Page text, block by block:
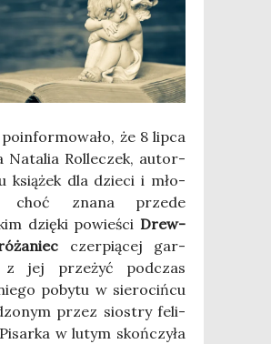
że 8 lip­ca
Nata­lia Rol­le­czek, autor­
ksią­żek dla dzie­ci i mło­
choć zna­na przede
dzię­ki powie­ści Drew­
czer­pią­cej gar­
z jej prze­żyć pod­czas
poby­tu w sie­ro­ciń­cu
przez sio­stry feli­
w lutym skoń­czy­ła